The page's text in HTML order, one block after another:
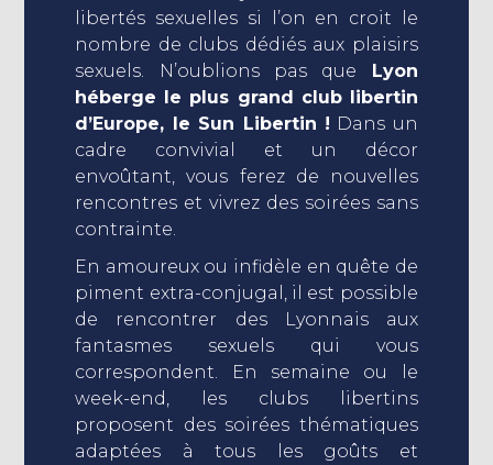
libertés sexuelles si l’on en croit le
nombre de clubs dédiés aux plaisirs
sexuels. N’oublions pas que Lyon
héberge le plus grand club libertin
d’Europe, le Sun Libertin ! Dans un
cadre convivial et un décor
envoûtant, vous ferez de nouvelles
rencontres et vivrez des soirées sans
contrainte.
En amoureux ou infidèle en quête de
piment extra-conjugal, il est possible
de rencontrer des Lyonnais aux
fantasmes sexuels qui vous
correspondent. En semaine ou le
week-end, les clubs libertins
proposent des soirées thématiques
adaptées à tous les goûts et